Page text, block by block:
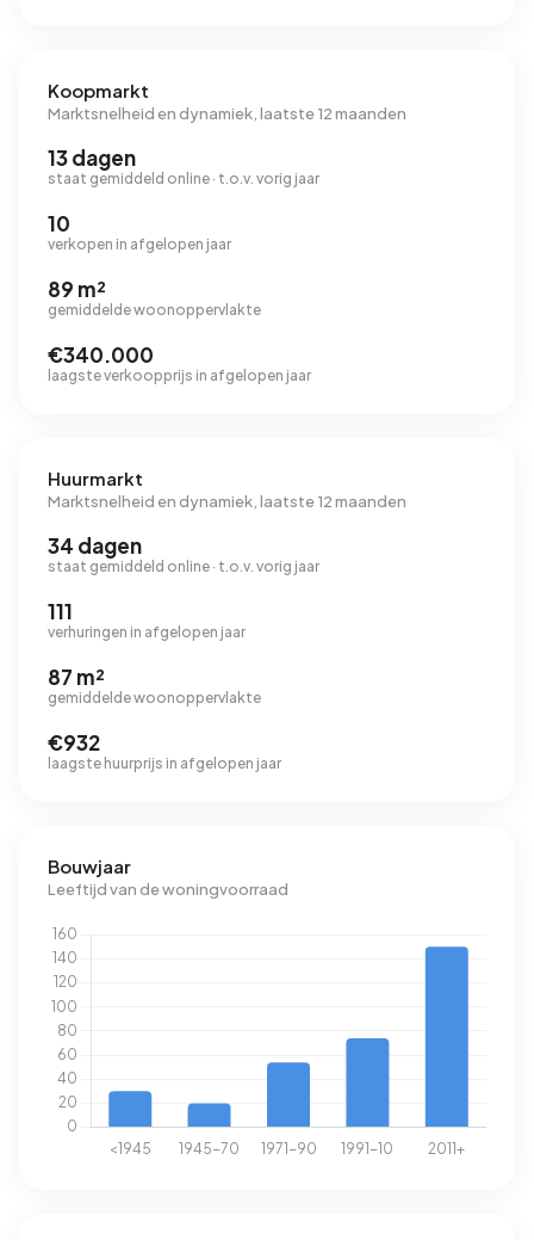
Koopmarkt
Marktsnelheid en dynamiek, laatste 12 maanden
13 dagen
staat gemiddeld online · t.o.v. vorig jaar
10
verkopen in afgelopen jaar
89 m²
gemiddelde woonoppervlakte
€340.000
laagste verkoopprijs in afgelopen jaar
Huurmarkt
Marktsnelheid en dynamiek, laatste 12 maanden
34 dagen
staat gemiddeld online · t.o.v. vorig jaar
111
verhuringen in afgelopen jaar
87 m²
gemiddelde woonoppervlakte
€932
laagste huurprijs in afgelopen jaar
Bouwjaar
Leeftijd van de woningvoorraad